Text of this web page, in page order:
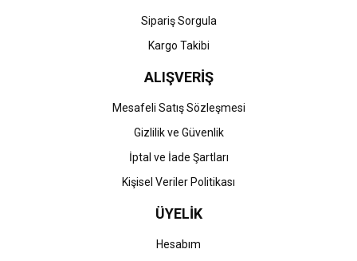
Gönder
Sipariş Sorgula
Kargo Takibi
ALIŞVERİŞ
Mesafeli Satış Sözleşmesi
Gizlilik ve Güvenlik
İptal ve İade Şartları
Kişisel Veriler Politikası
ÜYELİK
Hesabım